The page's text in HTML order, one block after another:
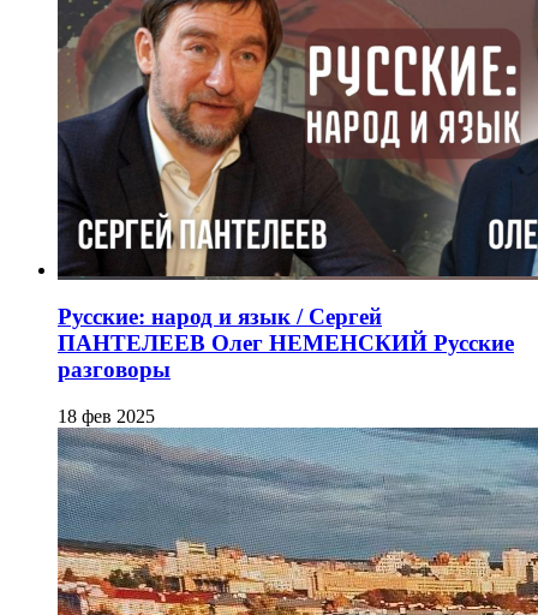
Русские: народ и язык / Сергей
ПАНТЕЛЕЕВ Олег НЕМЕНСКИЙ Русские
разговоры
18 фев 2025